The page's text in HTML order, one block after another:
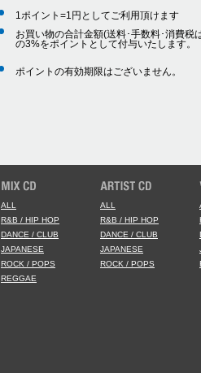
1ポイント=1円としてご利用頂けます
お買い物の合計金額(送料･手数料･消費税
の3%をポイントとして付与いたします。
ポイントの有効期限はございません。
ALL
R&B / HIP HOP
DANCE / CLUB
JAPANESE
ROCK / POPS
REGGAE
ALL
R&B / HIP HOP
DANCE / CLUB
JAPANESE
ROCK / POPS